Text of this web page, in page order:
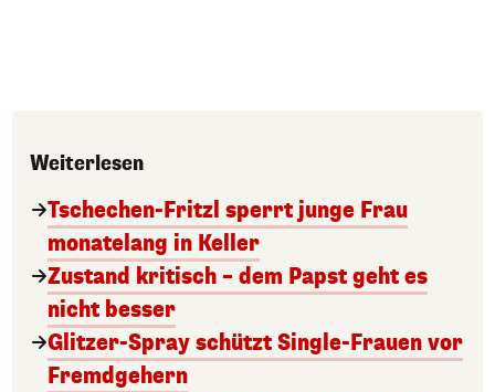
Weiterlesen
Tschechen-Fritzl sperrt junge Frau
monatelang in Keller
Zustand kritisch – dem Papst geht es
nicht besser
Glitzer-Spray schützt Single-Frauen vor
Fremdgehern